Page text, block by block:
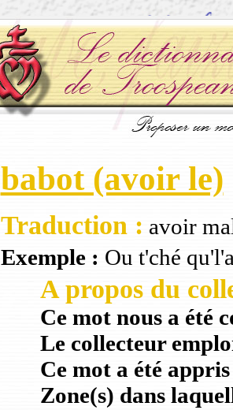
babot (avoir le)
Traduction : avoir
Exemple : Ou t'ché
A propos du
Ce mot nous a été
Le collecteur
Ce mot a été
Zone(s) dans